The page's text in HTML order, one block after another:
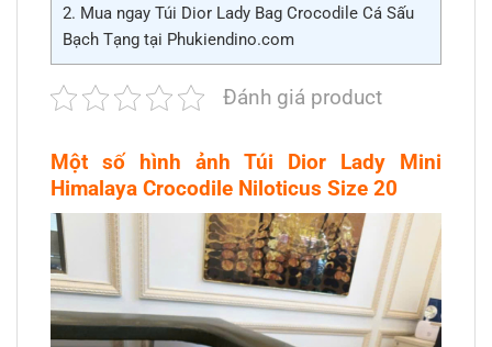
2. Mua ngay Túi Dior Lady Bag Crocodile Cá Sấu
Bạch Tạng tại Phukiendino.com
Đánh giá product
Một số hình ảnh Túi Dior Lady Mini
Himalaya Crocodile Niloticus Size 20